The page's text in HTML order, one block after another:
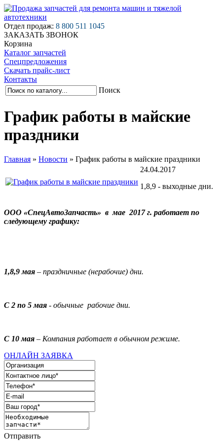
Отдел продаж: 8 800 511 1045
ЗАКАЗАТЬ ЗВОНОК
Корзина
Каталог запчастей
Спецпредложения
Скачать прайс-лист
Контакты
Поиск
График работы в майские
праздники
Главная » Новости » График работы в майские праздники
24.04.2017
1,8,9 - выходные дни.
ООО «СпецАвтоЗапчасть» в мае 2017 г. работает по
следующему графику:
1,8,9 мая – праздничные (нерабочие) дни.
С 2 по 5 мая - обычные рабочие дни.
С 10 мая – Компания работает в обычном режиме.
ОНЛАЙН ЗАЯВКА
Отправить